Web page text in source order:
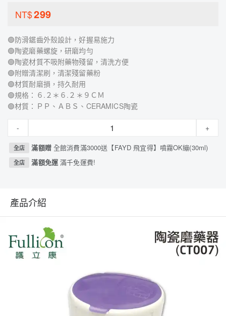
NT$299
🟢防滑鋸齒外殼設計，好握易施力
🟢陶瓷磨藥螺旋，研磨均勻
🟢陶瓷材質不吸附藥物殘留，清洗方便
🟢附贈清潔刷，清潔殘留藥粉
🟢材質耐磨損，持久耐用
🟢規格：６.２＊６.２＊９ＣＭ
🟢材質：ＰＰ、ＡＢＳ、CERAMICS陶瓷
- +
全店 滿額贈 全館消費滿3000送【FAYD 飛宜得】噴霧OK繃(30ml)
全店 滿額免運滿千免運費!
產品介紹